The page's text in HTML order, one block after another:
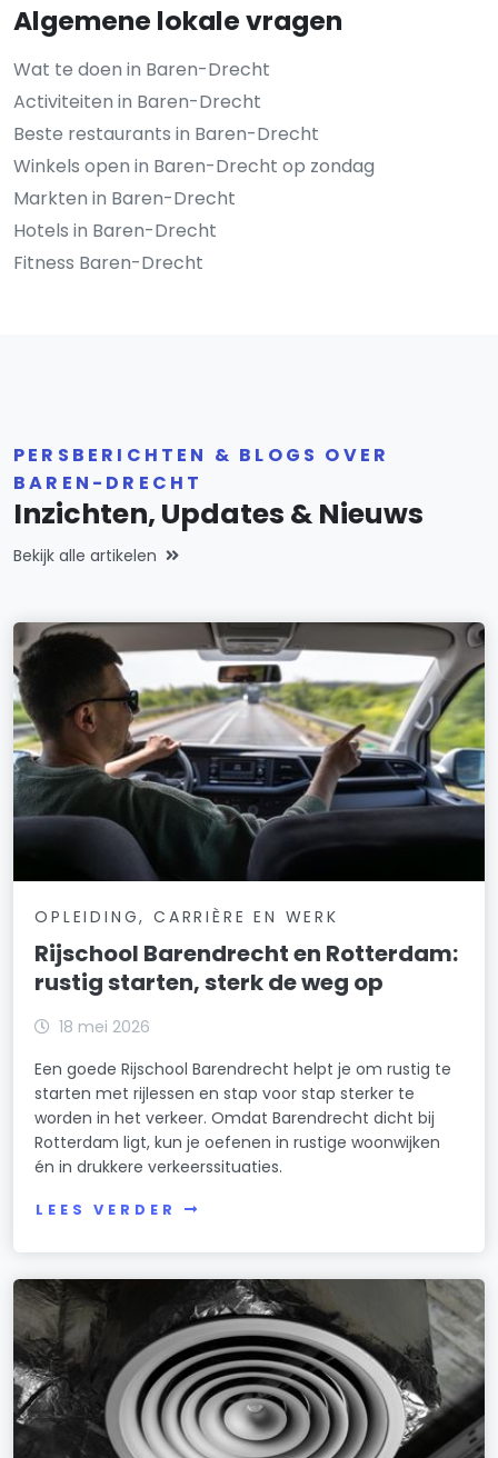
Algemene lokale vragen
Wat te doen in Baren-Drecht
Activiteiten in Baren-Drecht
Beste restaurants in Baren-Drecht
Winkels open in Baren-Drecht op zondag
Markten in Baren-Drecht
Hotels in Baren-Drecht
Fitness Baren-Drecht
PERSBERICHTEN & BLOGS OVER
BAREN-DRECHT
Inzichten, Updates & Nieuws
Bekijk alle artikelen
OPLEIDING, CARRIÈRE EN WERK
Rijschool Barendrecht en Rotterdam:
rustig starten, sterk de weg op
18 mei 2026
Een goede Rijschool Barendrecht helpt je om rustig te
starten met rijlessen en stap voor stap sterker te
worden in het verkeer. Omdat Barendrecht dicht bij
Rotterdam ligt, kun je oefenen in rustige woonwijken
én in drukkere verkeerssituaties.
LEES VERDER